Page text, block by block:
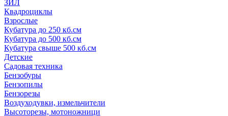
ЗИЛ
Квадроциклы
Взрослые
Кубатура до 250 кб.см
Кубатура до 500 кб.см
Кубатура свыше 500 кб.см
Детские
Садовая техника
Бензобуры
Бензопилы
Бензорезы
Воздуходувки, измельчители
Высоторезы, мотоножници